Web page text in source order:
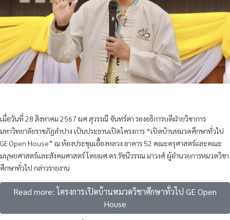
เมื่อวันที่ 28 สิงหาคม 2567 ผศ.สุวรรณี จันทร์ตา รองอธิการบดีฝ่ายวิชาการ
มหาวิทยาลัยราชภัฏลำปาง เป็นประธานเปิดโครงการ “เปิดบ้านหมวดศึกษาทั่วไป
GE Open House” ณ ห้องประชุมเอื้องหลวง อาคาร 52 คณะครุศาสตร์และคณะ
มนุษยศาสตร์และสังคมศาสตร์ โดยผศ.ดร.รัชนีวรรณ มาวงศ์ ผู้อำนวยการหมวดวิชา
ศึกษาทั่วไป กล่าวรายงาน
Read more: โครงการเปิดบ้านหมวดวิชาศึกษาทั่วไป GE Open
House